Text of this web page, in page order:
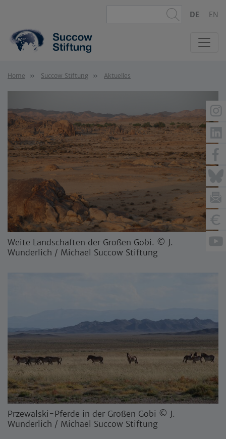
DE EN
Home Succow Stiftung Aktuelles
Weite Landschaften der Großen Gobi. © J.
Wunderlich / Michael Succow Stiftung
Przewalski-Pferde in der Großen Gobi © J.
Wunderlich / Michael Succow Stiftung